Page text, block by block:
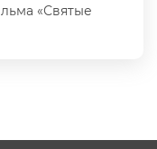
«Святые